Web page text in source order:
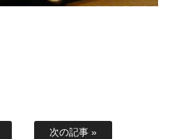
次の記事 »